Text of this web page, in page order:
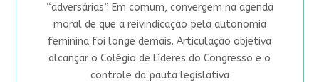
“adversárias”. Em comum, convergem na agenda
moral de que a reivindicação pela autonomia
feminina foi longe demais. Articulação objetiva
alcançar o Colégio de Líderes do Congresso e o
controle da pauta legislativa